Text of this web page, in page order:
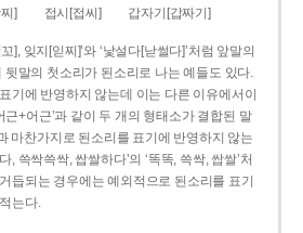
] 접시[접씨] 갑자기[갑짜기]
], 잊지[읻찌]’와 ‘낯설다[낟썰다]’처럼 앞말의
뒷말의 첫소리가 된소리로 나는 예들도 있다.
기에 반영하지 않는데 이는 다른 이유에서이
근+어근’과 같이 두 개의 형태소가 결합된 말
마찬가지로 된소리를 표기에 반영하지 않는
, 쓱싹쓱싹, 쌉쌀하다’의 ‘똑똑, 쓱싹, 쌉쌀’처
듭되는 경우에는 예외적으로 된소리를 표기
는다.